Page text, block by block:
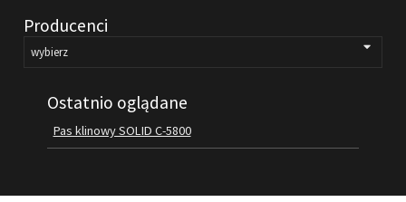
SILNIKI ELEKTRYCZNE
KONTAKT
Producenci
Ostatnio oglądane
Pas klinowy SOLID C-5800